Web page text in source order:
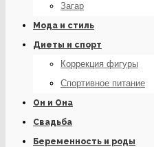
Загар
Мода и стиль
Диеты и спорт
Коррекция фигуры
Спортивное питание
Он и Она
Свадьба
Беременность и роды